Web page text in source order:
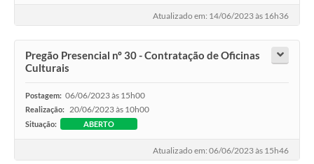
Atualizado em: 14/06/2023 às 16h36
Pregão Presencial nº 30 - Contratação de Oficinas
Culturais
Postagem: 06/06/2023 às 15h00
Realização: 20/06/2023 às 10h00
Situação: ABERTO
Atualizado em: 06/06/2023 às 15h46